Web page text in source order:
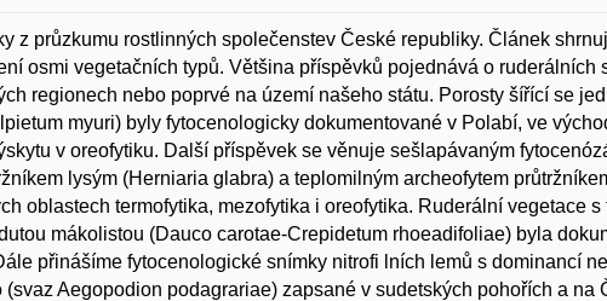
z průzkumu rostlinných společenstev České republiky. Článek
osmi vegetačních typů. Většina příspěvků pojednává o ruderálních
regionech nebo poprvé na území našeho státu. Porosty šířící se
myuri) byly fytocenologicky dokumentované v Polabí, ve
v oreofytiku. Další příspěvek se věnuje sešlapávaným
lysým (Herniaria glabra) a teplomilným archeofytem
oblastech termofytika, mezofytika i oreofytika. Ruderální vegetace
mákolistou (Dauco carotae-Crepidetum rhoeadifoliae) byla
přinášíme fytocenologické snímky nitrofi lních lemů s dominancí
(svaz Aegopodion podagrariae) zapsané v sudetských pohořích a na